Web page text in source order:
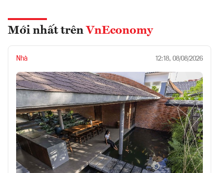
Mới nhất trên VnEconomy
Nhà 12:18, 08/08/2026